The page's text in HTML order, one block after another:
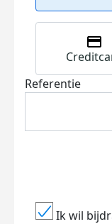
Referentie
Ik wil